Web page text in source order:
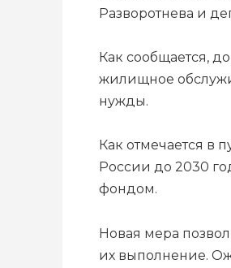
Разворотнева и
Как сообщается,
жилищное
нужды.
Как отмечается в
России до 2030
фондом.
Новая мера
их выполнение.